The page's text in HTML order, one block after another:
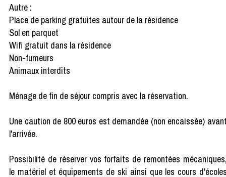
Autre :
Place de parking gratuites autour de la résidence
Sol en parquet
Wifi gratuit dans la résidence
Non-fumeurs
Animaux interdits
Ménage de fin de séjour compris avec la réservation.
Une caution de 800 euros est demandée (non encaissée)
l'arrivée.
Possibilité de réserver vos forfaits de remontées
le matériel et équipements de ski ainsi que les cours